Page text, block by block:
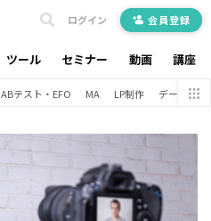
ツール セミナー 動画 講座
ログイン 会員登録
ABテスト・EFO MA LP制作 データ分析